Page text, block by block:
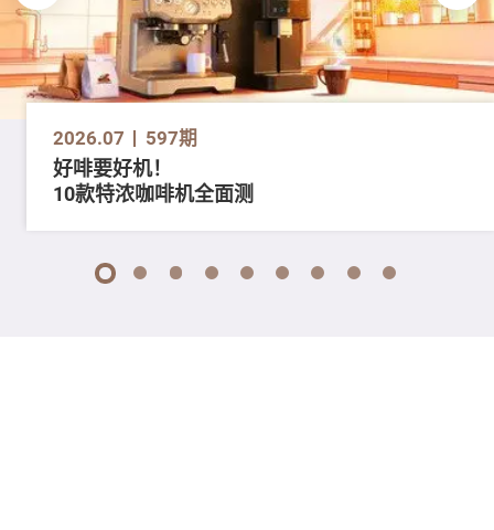
2026.07 597期
好啡要好机！
10款特浓咖啡机全面测
1 2 3 4 5 6 7 8 9